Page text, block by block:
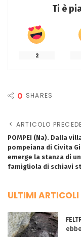
Ti è
2
0 SHARES
ARTICOLO
POMPEI (Na). Dalla
pompeiana di Civita
emerge la stanza di
famigliola di schiavi
ULTIMI ARTICOLI